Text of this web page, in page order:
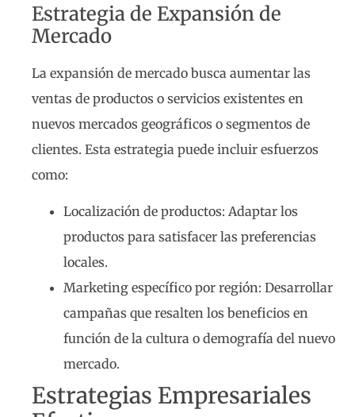
Estrategia de Expansión de
Mercado
La expansión de mercado busca aumentar las
ventas de productos o servicios existentes en
nuevos mercados geográficos o segmentos de
clientes. Esta estrategia puede incluir esfuerzos
como:
Localización de productos: Adaptar los
productos para satisfacer las preferencias
locales.
Marketing específico por región: Desarrollar
campañas que resalten los beneficios en
función de la cultura o demografía del nuevo
mercado.
Estrategias Empresariales